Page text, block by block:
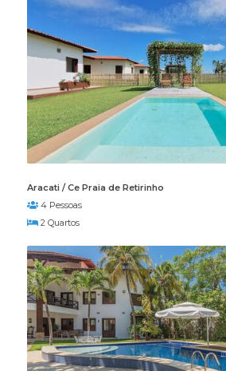
Aracati / Ce Praia de Retirinho
4 Pessoas
2 Quartos